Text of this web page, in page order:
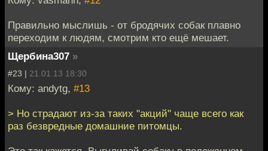
Правильно мыслишь - от бродячих собак плавно
переходим к людям, смотрим кто ещё мешает.
Щербина307 »
#23 | 21.01.13 18:30
Кому: andytg, #13
> Но страдают из-за таких "акций" чаще всего как
раз безвредные домашние питомцы.